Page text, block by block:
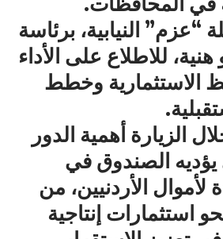
“عزم” النيابية، برئاسة
هنية، للاطلاع على الأداء
الاستثمارية وخطط
الزيارة أهمية الدور
الصندوق في
لأموال الأردنيين، من
استثمارات إنتاجية